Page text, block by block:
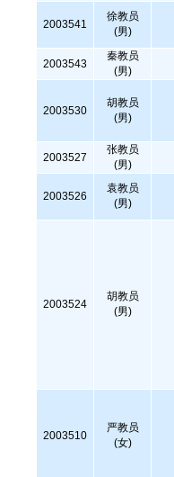
2003541
徐教员
(男)
2003543
秦教员
(男)
2003530
胡教员
(男)
2003527
张教员
(男)
2003526
袁教员
(男)
2003524
胡教员
(男)
2003510
严教员
(女)